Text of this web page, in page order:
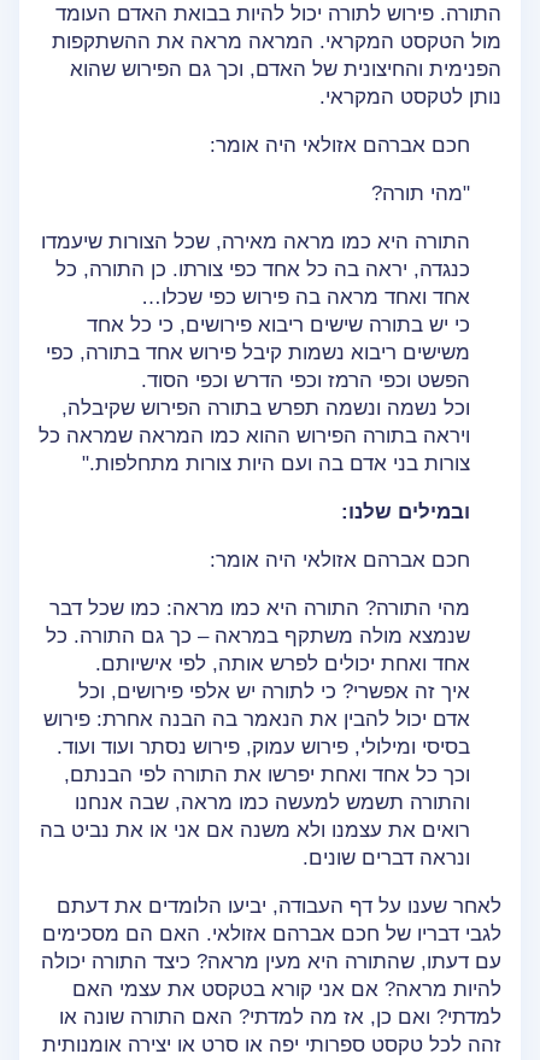
התורה. פירוש לתורה יכול להיות בבואת האדם העומד
מול הטקסט המקראי. המראה מראה את ההשתקפות
הפנימית והחיצונית של האדם, וכך גם הפירוש שהוא
נותן לטקסט המקראי.
חכם אברהם אזולאי היה אומר:
"מהי תורה?
התורה היא כמו מראה מאירה, שכל הצורות שיעמדו
כנגדה, יראה בה כל אחד כפי צורתו. כן התורה, כל
אחד ואחד מראה בה פירוש כפי שכלו…
כי יש בתורה שישים ריבוא פירושים, כי כל אחד
משישים ריבוא נשמות קיבל פירוש אחד בתורה, כפי
הפשט וכפי הרמז וכפי הדרש וכפי הסוד.
וכל נשמה ונשמה תפרש בתורה הפירוש שקיבלה,
ויראה בתורה הפירוש ההוא כמו המראה שמראה כל
צורות בני אדם בה ועם היות צורות מתחלפות."
ובמילים שלנו:
חכם אברהם אזולאי היה אומר:
מהי התורה? התורה היא כמו מראה: כמו שכל דבר
שנמצא מולה משתקף במראה – כך גם התורה. כל
אחד ואחת יכולים לפרש אותה, לפי אישיותם.
איך זה אפשרי? כי לתורה יש אלפי פירושים, וכל
אדם יכול להבין את הנאמר בה הבנה אחרת: פירוש
בסיסי ומילולי, פירוש עמוק, פירוש נסתר ועוד ועוד.
וכך כל אחד ואחת יפרשו את התורה לפי הבנתם,
והתורה תשמש למעשה כמו מראה, שבה אנחנו
רואים את עצמנו ולא משנה אם אני או את נביט בה
ונראה דברים שונים.
לאחר שענו על דף העבודה, יביעו הלומדים את דעתם
לגבי דבריו של חכם אברהם אזולאי. האם הם מסכימים
עם דעתו, שהתורה היא מעין מראה? כיצד התורה יכולה
להיות מראה? אם אני קורא בטקסט את עצמי האם
למדתי? ואם כן, אז מה למדתי? האם התורה שונה או
זהה לכל טקסט ספרותי יפה או סרט או יצירה אומנותית